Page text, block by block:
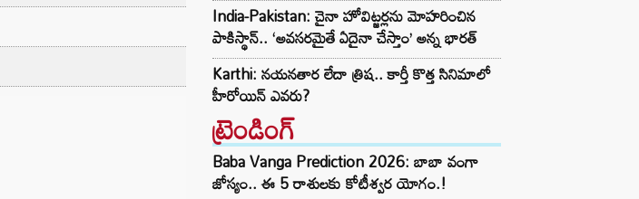
India-Pakistan: చైనా హోవిట్జర్లను మోహరించిన
పాకిస్థాన్.. ‘అవసరమైతే ఏదైనా చేస్తాం’ అన్న భారత్
Karthi: నయనతార లేదా త్రిష.. కార్తీ కొత్త సినిమాలో
హీరోయిన్ ఎవరు?
ట్రెండింగ్‌
Baba Vanga Prediction 2026: బాబా వంగా
జోస్యం.. ఈ 5 రాశులకు కోటీశ్వర యోగం.!